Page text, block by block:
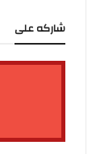
شاركه على